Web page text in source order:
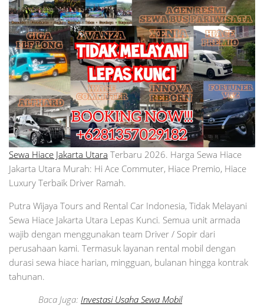
Sewa Hiace Jakarta Utara Terbaru 2026. Harga Sewa Hiace
Jakarta Utara Murah: Hi Ace Commuter, Hiace Premio, Hiace
Luxury Terbaik Driver Ramah.
Putra Wijaya Tours and Rental Car Indonesia, Tidak Melayani
Sewa Hiace Jakarta Utara Lepas Kunci. Semua unit armada
wajib dengan menggunakan team Driver / Sopir dari
perusahaan kami. Termasuk layanan rental mobil dengan
durasi sewa hiace harian, mingguan, bulanan hingga kontrak
tahunan.
Baca Juga: Investasi Usaha Sewa Mobil